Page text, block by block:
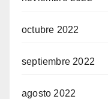
octubre 2022
septiembre 2022
agosto 2022